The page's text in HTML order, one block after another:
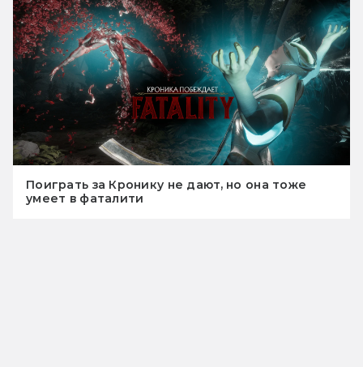
Поиграть за Кронику не дают, но она тоже
умеет в фаталити